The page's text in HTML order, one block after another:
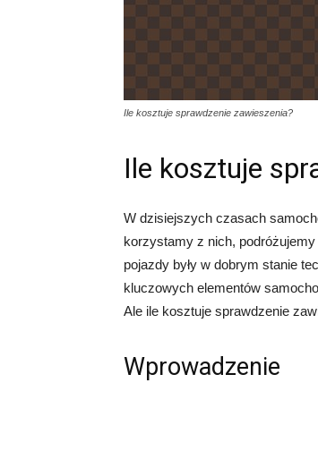
Ile kosztuje sprawdzenie zawieszenia?
Ile kosztuje
W dzisiejszych czasach
korzystamy z nich,
pojazdy były w dobrym stanie
kluczowych elementów
Ale ile kosztuje sprawdzenie
Wprowadzenie